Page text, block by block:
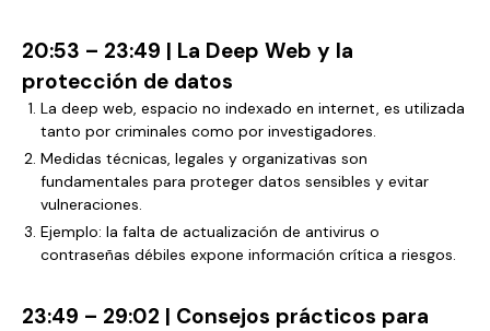
20:53 – 23:49 | La Deep Web y la
protección de datos
La deep web, espacio no indexado en internet, es utilizada
tanto por criminales como por investigadores.
Medidas técnicas, legales y organizativas son
fundamentales para proteger datos sensibles y evitar
vulneraciones.
Ejemplo: la falta de actualización de antivirus o
contraseñas débiles expone información crítica a riesgos.
23:49 – 29:02 | Consejos prácticos para